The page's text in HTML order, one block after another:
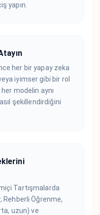
yapın.
her bir yapay zeka
iyimser gibi bir rol
modelin aynı
şekillendirdiğini
Tartışmalarda
Rehberli Öğrenme,
uzun) ve